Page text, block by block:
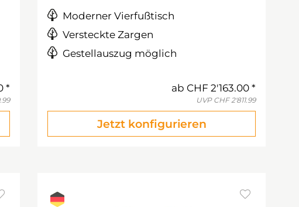
Moderner Vierfußtisch
Versteckte Zargen
Gestellauszug möglich
ab CHF 2'163.00
UVP CHF 2'811.99
Jetzt konfigurieren